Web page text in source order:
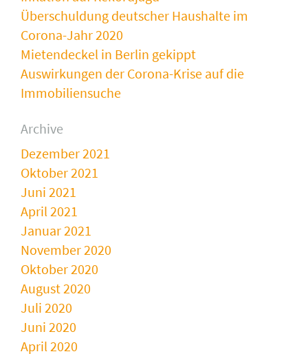
Überschuldung deutscher Haushalte im
Corona-Jahr 2020
Mietendeckel in Berlin gekippt
Auswirkungen der Corona-Krise auf die
Immobiliensuche
Archive
Dezember 2021
Oktober 2021
Juni 2021
April 2021
Januar 2021
November 2020
Oktober 2020
August 2020
Juli 2020
Juni 2020
April 2020